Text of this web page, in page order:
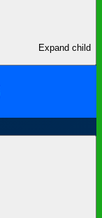
Expand child